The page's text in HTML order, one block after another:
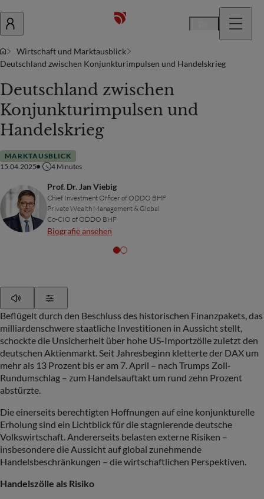
Wirtschaft und Marktausblick
Deutschland zwischen Konjunkturimpulsen und Handelskrieg
Deutschland zwischen
Konjunkturimpulsen und
Handelskrieg
MARKTAUSBLICK
15.04.2025
4 Minutes
Prof. Dr. Jan Viebig
Chief Investment Officer of ODDO BHF
Private Wealth Management & Global
Co-CIO of ODDO BHF
Biografie ansehen
Beflügelt durch den Beschluss des historischen Finanzpakets, das
milliardenschwere staatliche Investitionen in Aussicht stellt,
schockte die Unsicherheit über hohe US-Importzölle zuletzt den
deutschen Aktienmarkt. Seit Jahresbeginn kletterte der DAX um
mehr als 13 Prozent bis er am 7. April – nach Trumps Zoll-
Rundumschlag – zum Handelsauftakt um rund zehn Prozent
abstürzte.
Die einerseits berechtigten Hoffnungen auf eine konjunkturelle
Erholung sind ein Lichtblick für die stagnierende deutsche
Volkswirtschaft. Andererseits belasten externe Risiken –
insbesondere die Aussicht auf global zunehmende
Handelsbeschränkungen – die wirtschaftlichen Perspektiven.
Handelszölle als Risiko